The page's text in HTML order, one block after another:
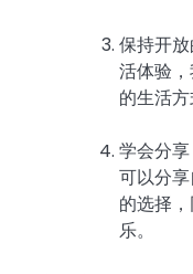
保持开
活体验
的生活
学会分
可以分
的选择
乐。